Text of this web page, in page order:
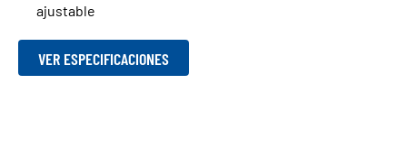
ajustable
VER ESPECIFICACIONES